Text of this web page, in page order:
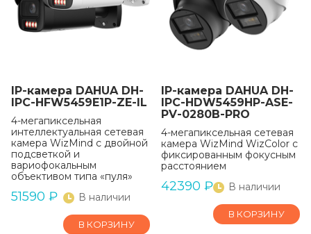
IP-камера DAHUA DH-
IPC-HFW5459E1P-ZE-IL
4-мегапиксельная
интеллектуальная сетевая
камера WizMind с двойной
подсветкой и
вариофокальным
объективом типа «пуля»
51590 ₽ В наличии
В КОРЗИНУ
IP-камера DAHUA DH-
IPC-HDW5459HP-ASE-
PV-0280B-PRO
4-мегапиксельная сетевая
камера WizMind WizColor с
фиксированным фокусным
расстоянием
42390 ₽ В наличии
В КОРЗИНУ